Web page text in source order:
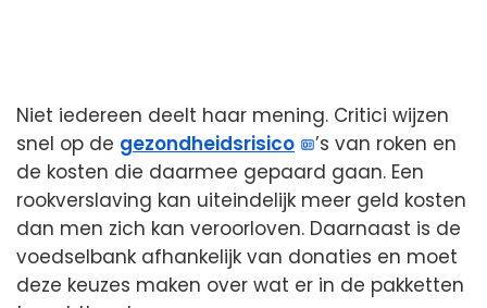
Niet iedereen deelt haar mening. Critici wijzen
snel op de gezondheidsrisico
’s van roken en
de kosten die daarmee gepaard gaan. Een
rookverslaving kan uiteindelijk meer geld kosten
dan men zich kan veroorloven. Daarnaast is de
voedselbank afhankelijk van donaties en moet
deze keuzes maken over wat er in de pakketten